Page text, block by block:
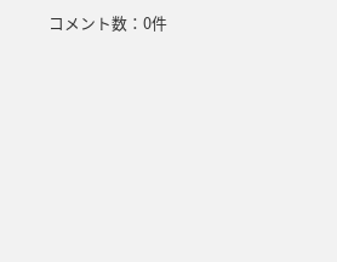
コメント数：0件